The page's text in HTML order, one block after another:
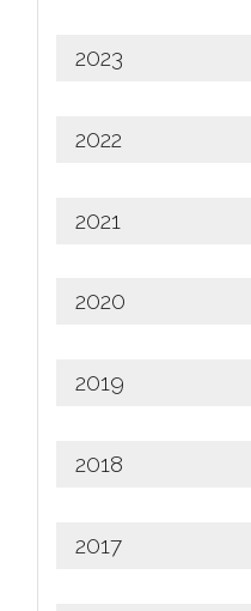
2023
2022
2021
2020
2019
2018
2017